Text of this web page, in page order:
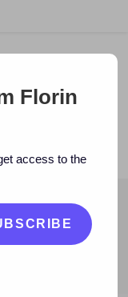
MOCAPP.
clipului “Bed For
Florin
access to the